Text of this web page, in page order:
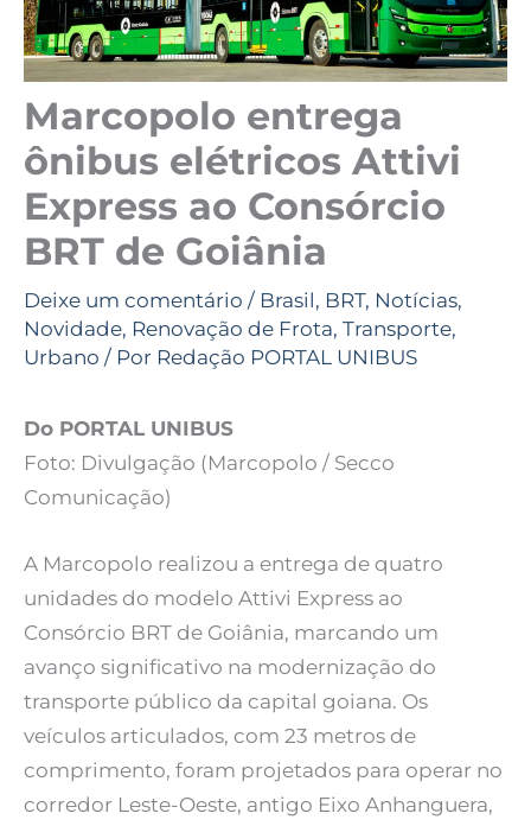
Marcopolo entrega
ônibus elétricos Attivi
Express ao Consórcio
BRT de Goiânia
Deixe um comentário / Brasil, BRT, Notícias,
Novidade, Renovação de Frota, Transporte,
Urbano / Por Redação PORTAL UNIBUS
Do PORTAL UNIBUS
Foto: Divulgação (Marcopolo / Secco
Comunicação)
A Marcopolo realizou a entrega de quatro
unidades do modelo Attivi Express ao
Consórcio BRT de Goiânia, marcando um
avanço significativo na modernização do
transporte público da capital goiana. Os
veículos articulados, com 23 metros de
comprimento, foram projetados para operar no
corredor Leste-Oeste, antigo Eixo Anhanguera,